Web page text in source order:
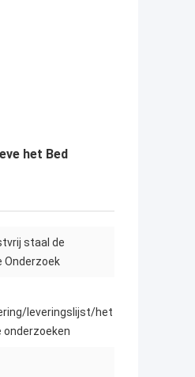
het Bed
staal de
Onderzoek
leveringslijst/het
onderzoeken